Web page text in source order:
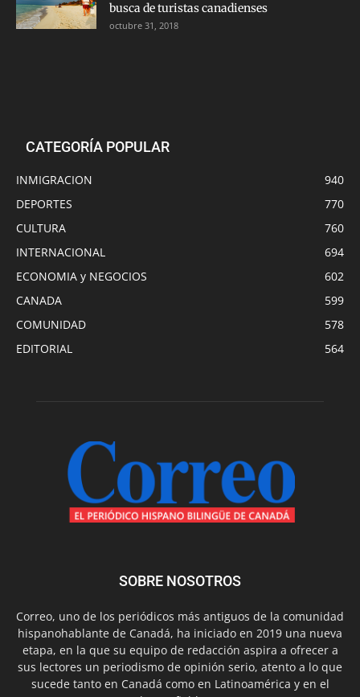
busca de turistas canadienses
octubre 31, 2018
CATEGORÍA POPULAR
INMIGRACION
940
DEPORTES
770
CULTURA
760
INTERNACIONAL
694
ECONOMIA y NEGOCIOS
602
CANADA
599
COMUNIDAD
578
EDITORIAL
564
SOBRE NOSOTROS
Correo, uno de los periódicos más antiguos de la comunidad
hispanohablante de Canadá, ha iniciado en 2019 una nueva
etapa, en la que su equipo de redacción aspira a ofrecer a
sus lectores un periodismo de opinión serio, atento a lo que
sucede tanto en Canadá como en Latinoamérica y en el